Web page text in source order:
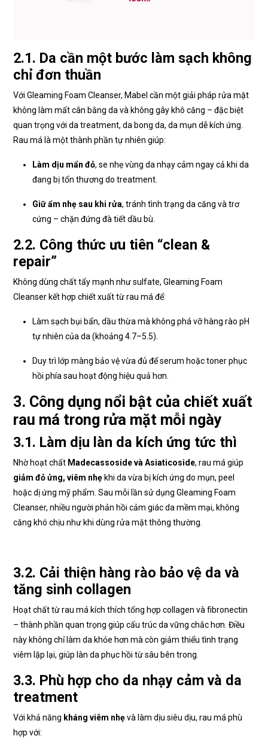
2.1. Da cần một bước làm sạch không
chỉ đơn thuần
Với Gleaming Foam Cleanser, Mabel cần một giải pháp rửa mặt
không làm mất cân bằng da và không gây khô căng – đặc biệt
quan trọng với da treatment, da bong da, da mụn dễ kích ứng.
Rau má là một thành phần tự nhiên giúp:
Làm dịu mẩn đỏ, se nhẹ vùng da nhạy cảm ngay cả khi da
đang bị tổn thương do treatment.
Giữ ẩm nhẹ sau khi rửa, tránh tình trạng da căng và trơ
cứng – chặn đứng đà tiết dầu bù.
2.2. Công thức ưu tiên “clean &
repair”
Không dùng chất tẩy mạnh như sulfate, Gleaming Foam
Cleanser kết hợp chiết xuất từ rau má để:
Làm sạch bụi bẩn, dầu thừa mà không phá vỡ hàng rào pH
tự nhiên của da (khoảng 4.7–5.5).
Duy trì lớp màng bảo vệ vừa đủ để serum hoặc toner phục
hồi phía sau hoạt động hiệu quả hơn.
3. Công dụng nổi bật của chiết xuất
rau má trong rửa mặt mỗi ngày
3.1. Làm dịu làn da kích ứng tức thì
Nhờ hoạt chất Madecassoside và Asiaticoside, rau má giúp
giảm đỏ ửng, viêm nhẹ khi da vừa bị kích ứng do mụn, peel
hoặc dị ứng mỹ phẩm. Sau mỗi lần sử dụng Gleaming Foam
Cleanser, nhiều người phản hồi cảm giác da mềm mại, không
căng khó chịu như khi dùng rửa mặt thông thường.
3.2. Cải thiện hàng rào bảo vệ da và
tăng sinh collagen
Hoạt chất từ rau má kích thích tổng hợp collagen và fibronectin
– thành phần quan trọng giúp cấu trúc da vững chắc hơn. Điều
này không chỉ làm da khỏe hơn mà còn giảm thiểu tình trạng
viêm lặp lại, giúp làn da phục hồi từ sâu bên trong.
3.3. Phù hợp cho da nhạy cảm và da
treatment
Với khả năng kháng viêm nhẹvà làm dịu siêu dịu, rau má phù
hợp với: